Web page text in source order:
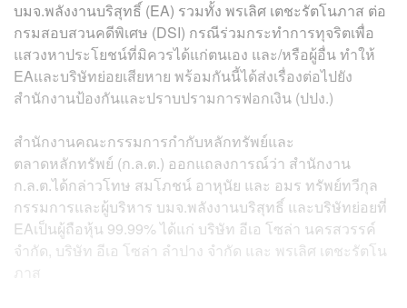
บมจ.พลังงานบริสุทธิ์ (EA) รวมทั้ง พรเลิศ เตชะรัตโนภาส ต่อ
กรมสอบสวนคดีพิเศษ (DSI) กรณีร่วมกระทำการทุจริตเพื่อ
แสวงหาประโยชน์ที่มิควรได้แก่ตนเอง และ/หรือผู้อื่น ทำให้
EAและบริษัทย่อยเสียหาย พร้อมกันนี้ได้ส่งเรื่องต่อไปยัง
สำนักงานป้องกันและปราบปรามการฟอกเงิน (ปปง.)
สำนักงานคณะกรรมการกำกับหลักทรัพย์และ
ตลาดหลักทรัพย์ (ก.ล.ต.) ออกแถลงการณ์ว่า สำนักงาน
ก.ล.ต.ได้กล่าวโทษ สมโภชน์ อาหุนัย และ อมร ทรัพย์ทวีกุล
กรรมการและผู้บริหาร บมจ.พลังงานบริสุทธิ์ และบริษัทย่อยที่
EAเป็นผู้ถือหุ้น 99.99% ได้แก่ บริษัท อีเอ โซล่า นครสวรรค์
จำกัด, บริษัท อีเอ โซล่า ลำปาง จำกัด และ พรเลิศ เตชะรัตโน